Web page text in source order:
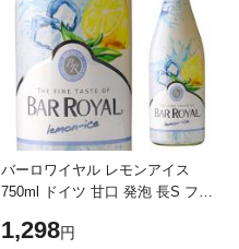
バーロワイヤル レモンアイス
750ml ドイツ 甘口 発泡 長S フル
1,298円